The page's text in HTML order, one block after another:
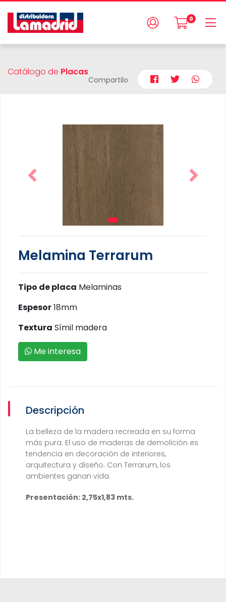
0
Catálogo de Placas
Compartilo
Melamina Terrarum
Tipo de placa Melaminas
Espesor18mm
Textura Símil madera
Me interesa
Descripción
La belleza de la madera recreada en su forma
más pura. El uso de maderas de demolición es
tendencia en decoración de interiores,
arquitectura y diseño. Con Terrarum, los
ambientes ganan vida.
Presentación: 2,75x1,83 mts.